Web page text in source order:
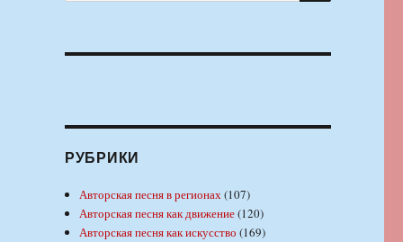
РУБРИКИ
Авторская песня в регионах(107)
Авторская песня как движение(120)
Авторская песня как искусство (169)